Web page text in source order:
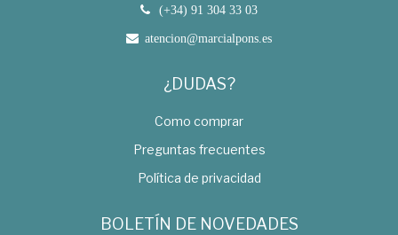
(+34) 91 304 33 03
atencion@marcialpons.es
¿DUDAS?
Como comprar
Preguntas frecuentes
Política de privacidad
BOLETÍN DE NOVEDADES